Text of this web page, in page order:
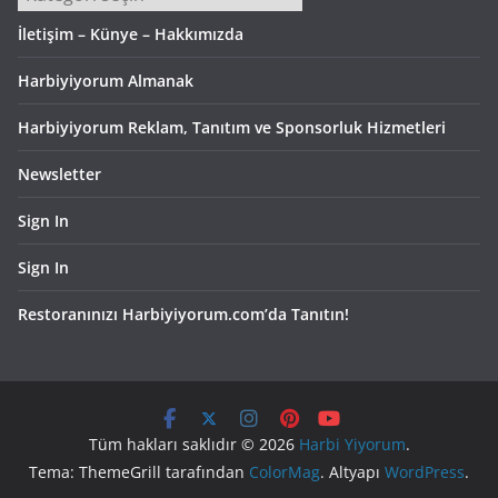
İletişim – Künye – Hakkımızda
Harbiyiyorum Almanak
Harbiyiyorum Reklam, Tanıtım ve Sponsorluk Hizmetleri
Newsletter
Sign In
Sign In
Restoranınızı Harbiyiyorum.com’da Tanıtın!
Tüm hakları saklıdır © 2026 Harbi Yiyorum.
Tema: ThemeGrill tarafından ColorMag. Altyapı WordPress.